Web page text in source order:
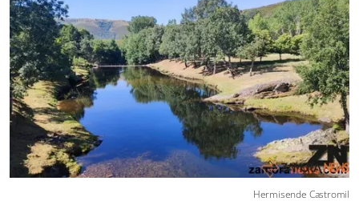
Hermisende Castromil